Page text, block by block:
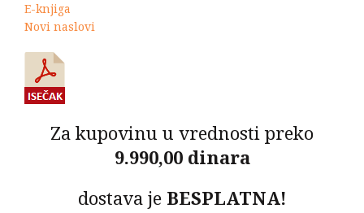
E-knjiga
Novi naslovi
Za kupovinu u vrednosti preko
9.990,00 dinara
dostava je BESPLATNA!